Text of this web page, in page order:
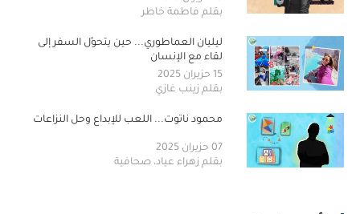
بقلم فاطمة خاطر
ليليان العماطوري... حين يتحوّل السفر إلى
لقاء مع الإنسان
15 حزيران 2025
بقلم زينب غازي
محمود ناتوت... اللعب للإبداع وحل النزاعات
07 حزيران 2025
بقلم زهراء عياد، صحافية